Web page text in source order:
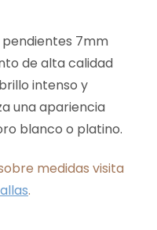
7mm
de alta calidad
intenso y
una apariencia
blanco o platino.
medidas visita
.